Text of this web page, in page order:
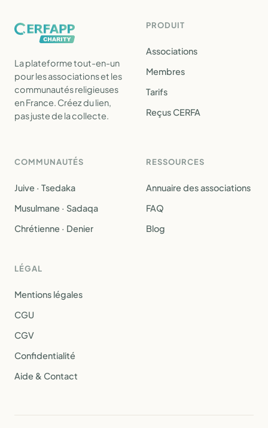
La plateforme tout-en-un
pour les associations et les
communautés religieuses
en France. Créez du lien,
pas juste de la collecte.
PRODUIT
Associations
Membres
Tarifs
Reçus CERFA
COMMUNAUTÉS
Juive · Tsedaka
Musulmane · Sadaqa
Chrétienne · Denier
RESSOURCES
Annuaire des associations
FAQ
Blog
LÉGAL
Mentions légales
CGU
CGV
Confidentialité
Aide & Contact